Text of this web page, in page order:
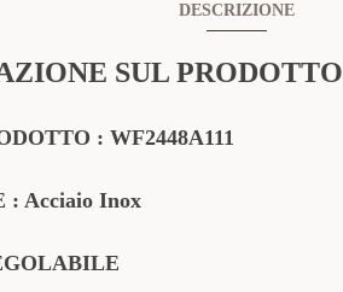
DESCRIZIONE
SUL PRODOTTO
: WF2448A111
: Acciaio Inox